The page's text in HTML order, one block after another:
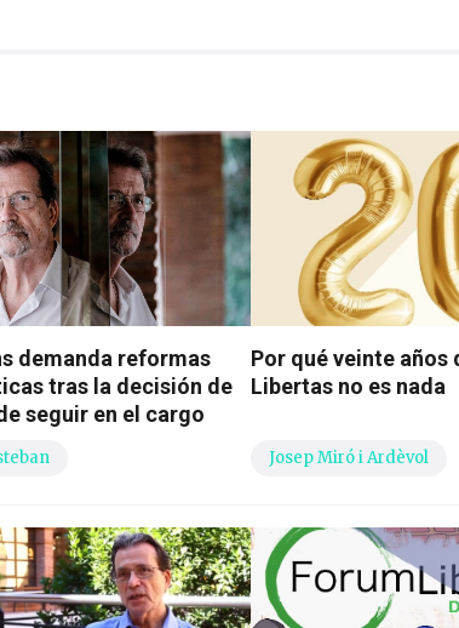
demanda reformas
tras la decisión de
seguir en el cargo
Por qué veinte años
Libertas no es nada
Josep Miró i Ardèvol